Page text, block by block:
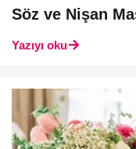
Söz ve Nişan
Yazıyı oku